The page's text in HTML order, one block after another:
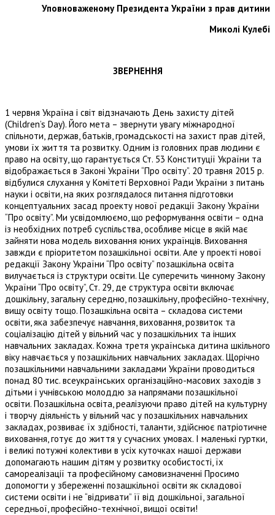
Уповноваженому Президента України з прав дитини
Миколі Кулебі
ЗВЕРНЕННЯ
1 червня Україна і світ відзначають День захисту дітей
(Children’s Day). Його мета – звернути увагу міжнародної
спільноти, держав, батьків, громадськості на захист прав дітей,
умови їх життя та розвитку. Одним із головних прав людини є
право на освіту, що гарантується Ст. 53 Конституції України та
відображається в Законі України “Про освіту”. 20 травня 2015 р.
відбулися слухання у Комітеті Верховної Ради України з питань
науки і освіти, на яких розглядалося питання підготовки
концептуальних засад проекту нової редакції Закону України
“Про освіту”. Ми усвідомлюємо, що реформування освіти – одна
із необхідних потреб суспільства, особливе місце в якій має
зайняти нова модель виховання юних українців. Виховання
завжди є пріоритетом позашкільної освіти. Але у проекті нової
редакції Закону України “Про освіту” позашкільна освіта
вилучається із структури освіти. Це суперечить чинному Закону
України “Про освіту”, Ст. 29, де структура освіти включає
дошкільну, загальну середню, позашкільну, професійно-технічну,
вищу освіту тощо. Позашкільна освіта – складова системи
освіти, яка забезпечує навчання, виховання, розвиток та
соціалізацію дітей у вільний час у позашкільних та інших
навчальних закладах. Кожна третя українська дитина шкільного
віку навчається у позашкільних навчальних закладах. Щорічно
позашкільними навчальними закладами України проводиться
понад 80 тис. всеукраїнських організаційно-масових заходів з
дітьми і учнівською молоддю за напрямами позашкільної
освіти. Позашкільна освіта, реалізуючи право дітей на культурну
і творчу діяльність у вільний час у позашкільних навчальних
закладах, розвиває їх здібності, таланти, здійснює патріотичне
виховання, готує до життя у сучасних умовах. І маленькі гуртки,
і великі потужні колективи в усіх куточках нашої держави
допомагають нашим дітям у розвитку особистості, їх
самореалізації та професійному самовизначенні Просимо
допомогти у збереженні позашкільної освіти як складової
системи освіти і не “відривати” її від дошкільної, загальної
середньої, професійно-технічної, вищої освіти!